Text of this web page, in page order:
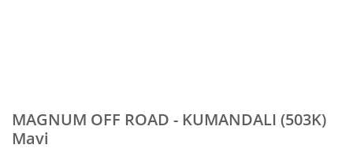
MAGNUM OFF ROAD - KUMANDALI (503K)
Mavi